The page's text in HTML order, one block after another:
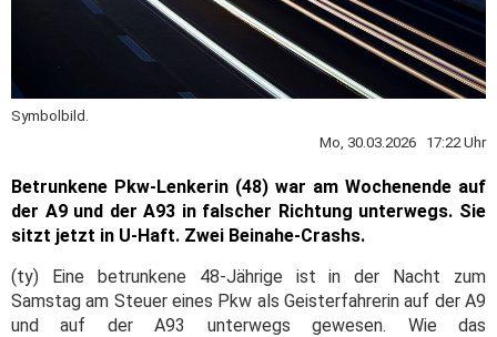
Symbolbild.
Mo, 30.03.2026 17:22 Uhr
Betrunkene Pkw-Lenkerin (48) war am Wochenende auf
der A9 und der A93 in falscher Richtung unterwegs. Sie
sitzt jetzt in U-Haft. Zwei Beinahe-Crashs.
(ty) Eine betrunkene 48-Jährige ist in der Nacht zum
Samstag am Steuer eines Pkw als Geisterfahrerin auf der A9
und auf der A93 unterwegs gewesen. Wie das